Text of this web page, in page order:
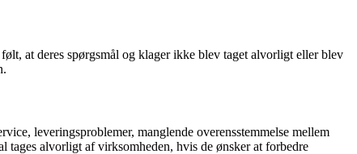
at deres spørgsmål og klager ikke blev taget alvorligt eller blev
leveringsproblemer, manglende overensstemmelse mellem
tages alvorligt af virksomheden, hvis de ønsker at forbedre